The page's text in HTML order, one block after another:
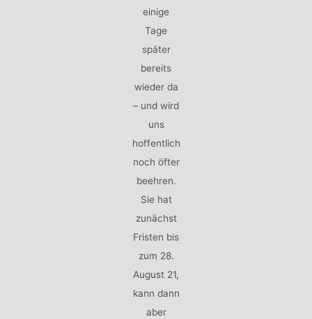
einige
Tage
später
bereits
wieder da
– und wird
uns
hoffentlich
noch öfter
beehren.
Sie hat
zunächst
Fristen bis
zum 28.
August 21,
kann dann
aber